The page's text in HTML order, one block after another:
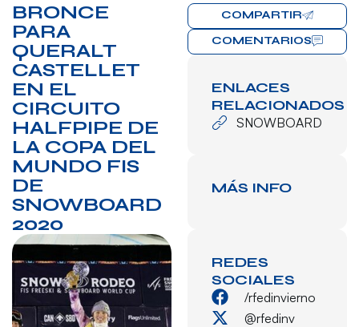
BRONCE
PARA
QUERALT
CASTELLET
EN EL
CIRCUITO
HALFPIPE DE
LA COPA DEL
MUNDO FIS
DE
SNOWBOARD
2020
COMPARTIR
COMENTARIOS
ENLACES
RELACIONADOS
SNOWBOARD
MÁS INFO
REDES
SOCIALES
/rfedinvierno
@rfedinv